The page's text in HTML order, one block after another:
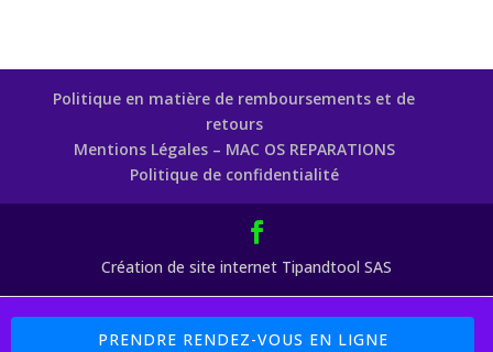
Boutique : 5% sur les Pièces Détachées Code Promo : MAC77 (
Politique en matière de remboursements et de
retours
Mentions Légales – MAC OS REPARATIONS
Politique de confidentialité
Création de site internet Tipandtool SAS
PRENDRE RENDEZ-VOUS EN LIGNE